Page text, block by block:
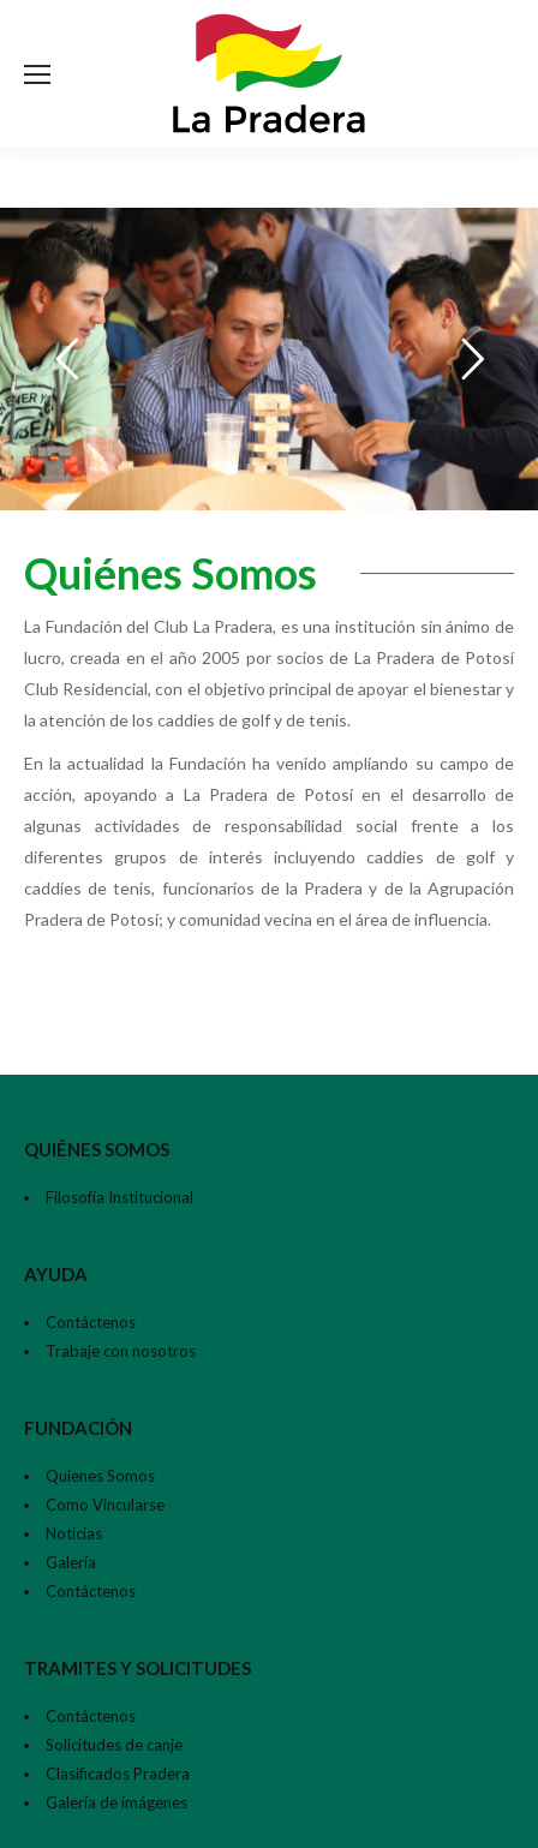
Quiénes Somos
La Fundación del Club La Pradera, es una institución sin ánimo de
lucro, creada en el año 2005 por socios de La Pradera de Potosí
Club Residencial, con el objetivo principal de apoyar el bienestar y
la atención de los caddies de golf y de tenis.
En la actualidad la Fundación ha venido ampliando su campo de
acción, apoyando a La Pradera de Potosí en el desarrollo de
algunas actividades de responsabilidad social frente a los
diferentes grupos de interés incluyendo caddies de golf y
caddies de tenis, funcionarios de la Pradera y de la Agrupación
Pradera de Potosí; y comunidad vecina en el área de influencia.
QUIÉNES SOMOS
Filosofía Institucional
AYUDA
Contáctenos
Trabaje con nosotros
FUNDACIÓN
Quienes Somos
Como Vincularse
Noticias
Galería
Contáctenos
TRAMITES Y SOLICITUDES
Contáctenos
Solicitudes de canje
Clasificados Pradera
Galería de imágenes